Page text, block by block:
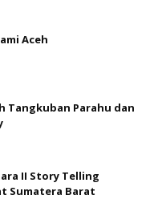
Aceh
Tangkuban Parahu dan
II Story Telling
Sumatera Barat